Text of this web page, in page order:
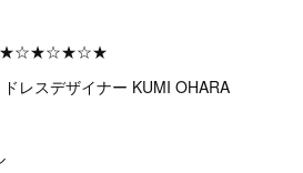
レスデザイナー KUMI OHARA